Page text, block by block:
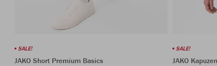
SALE!
JAKO Short Premium Basics
SALE!
JAKO